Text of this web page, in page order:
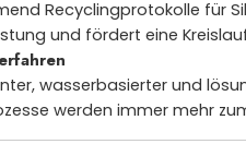
Recyclingprotokolle für
und fördert eine
wasserbasierter und
werden immer mehr